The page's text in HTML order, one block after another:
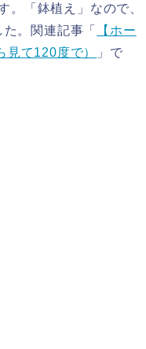
。「鉢植え」なので、
。関連記事「
【ホー
て120度で）
」で